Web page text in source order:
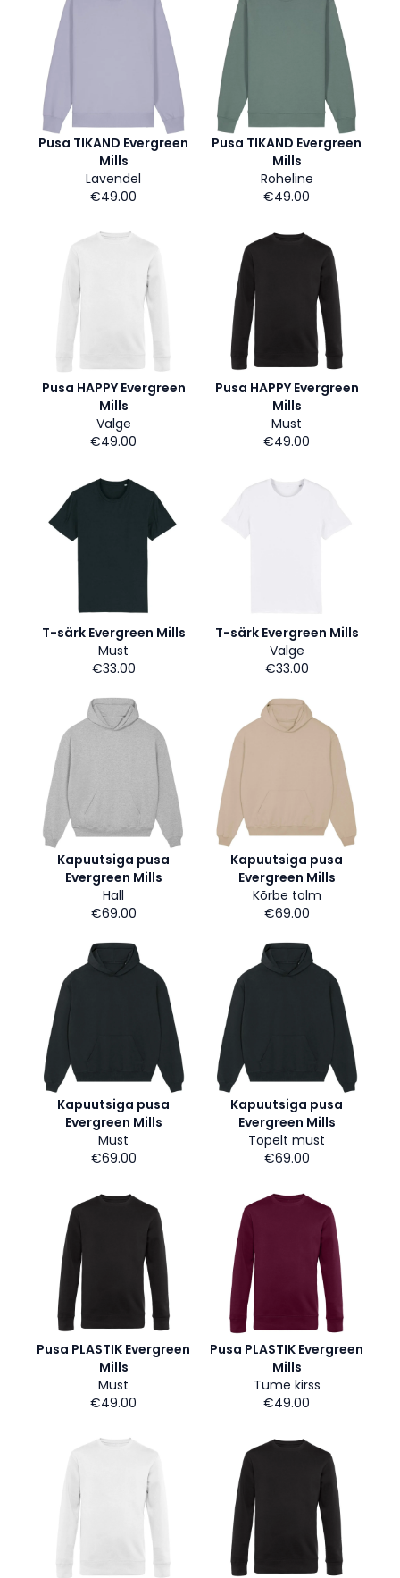
Pusa TIKAND Evergreen
Mills
Lavendel
€49.00
Pusa TIKAND Evergreen
Mills
Roheline
€49.00
Pusa HAPPY Evergreen
Mills
Valge
€49.00
Pusa HAPPY Evergreen
Mills
Must
€49.00
T-särk Evergreen Mills
Must
€33.00
T-särk Evergreen Mills
Valge
€33.00
Kapuutsiga pusa
Evergreen Mills
Hall
€69.00
Kapuutsiga pusa
Evergreen Mills
Kõrbe tolm
€69.00
Kapuutsiga pusa
Evergreen Mills
Must
€69.00
Kapuutsiga pusa
Evergreen Mills
Topelt must
€69.00
Pusa PLASTIK Evergreen
Mills
Must
€49.00
Pusa PLASTIK Evergreen
Mills
Tume kirss
€49.00